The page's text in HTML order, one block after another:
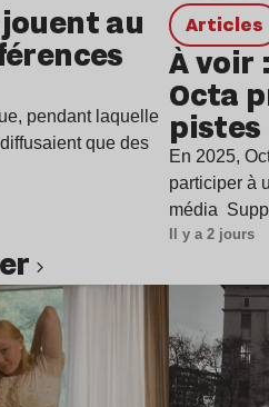
au
pendant laquelle
que des
Articles
À voir
Octa
ère
En 2025,
participer à
média
Il y a 2 jours